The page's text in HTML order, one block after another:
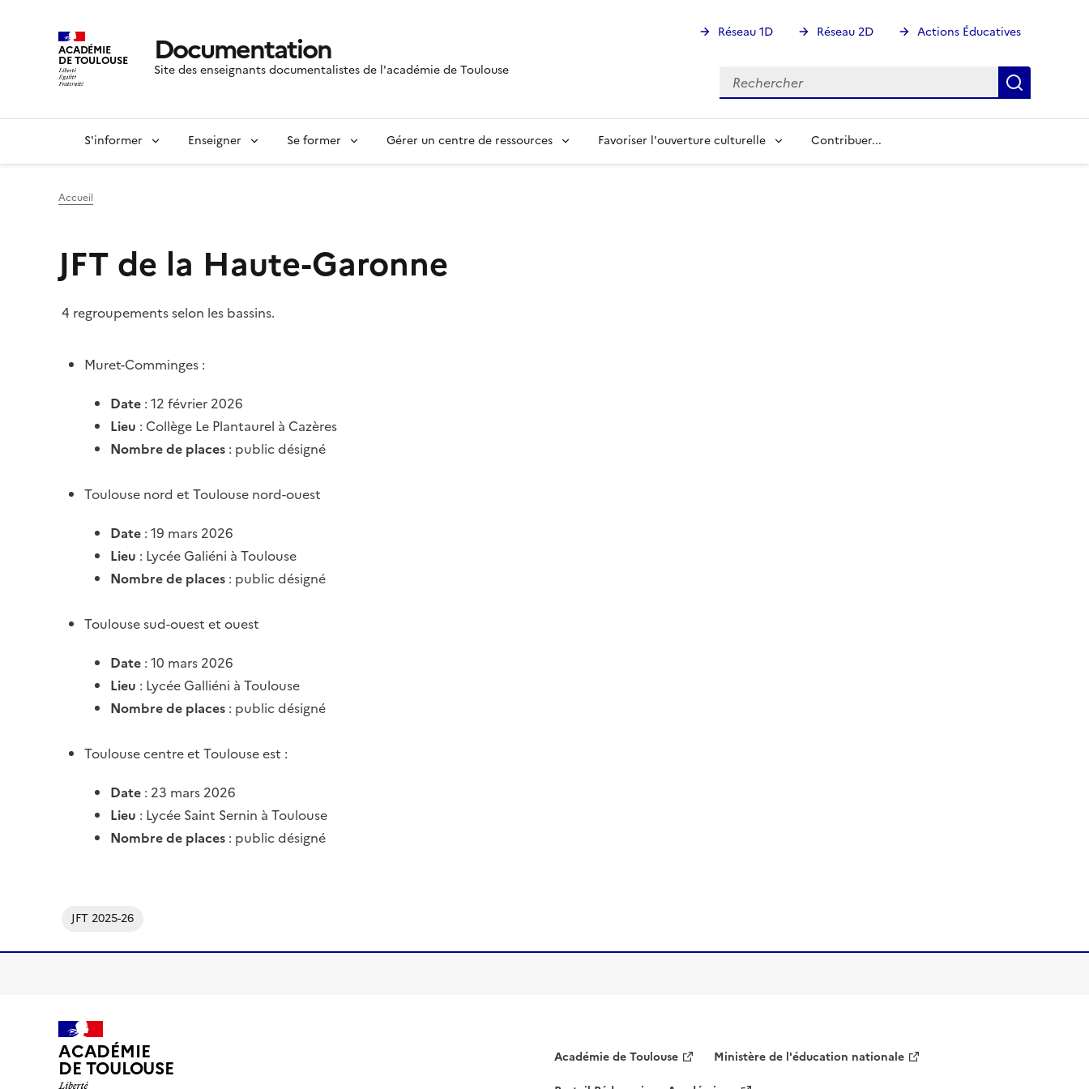
ACADÉMIE
DE TOULOUSE Documentation
Site des enseignants documentalistes de l'académie de Toulouse
Réseau 1D Réseau 2D Actions Éducatives
Rechercher
Rechercher
S'informer Enseigner Se former Gérer un centre de ressources Favoriser l'ouverture culturelle Contribuer...
Accueil
JFT de la Haute-Garonne
4 regroupements selon les bassins.
Muret-Comminges :
Date : 12 février 2026
Lieu : Collège Le Plantaurel à Cazères
Nombre de places : public désigné
Toulouse nord et Toulouse nord-ouest
Date : 19 mars 2026
Lieu : Lycée Galiéni à Toulouse
Nombre de places : public désigné
Toulouse sud-ouest et ouest
Date : 10 mars 2026
Lieu : Lycée Galliéni à Toulouse
Nombre de places : public désigné
Toulouse centre et Toulouse est :
Date : 23 mars 2026
Lieu : Lycée Saint Sernin à Toulouse
Nombre de places : public désigné
JFT 2025-26
ACADÉMIE
DE TOULOUSE Académie de Toulouse
Ministère de l'éducation nationale